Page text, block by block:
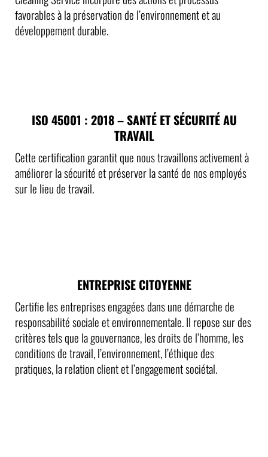
favorables à la préservation de l’environnement et au
développement durable.
ISO 45001 : 2018 – SANTÉ ET SÉCURITÉ AU
TRAVAIL
Cette certification garantit que nous travaillons activement à
améliorer la sécurité et préserver la santé de nos employés
sur le lieu de travail.
ENTREPRISE CITOYENNE
Certifie les entreprises engagées dans une démarche de
responsabilité sociale et environnementale. Il repose sur des
critères tels que la gouvernance, les droits de l’homme, les
conditions de travail, l’environnement, l’éthique des
pratiques, la relation client et l’engagement sociétal.